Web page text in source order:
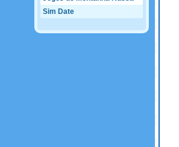
Sim Date